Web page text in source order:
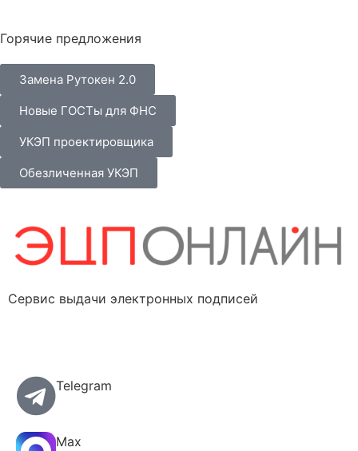
Горячие предложения
Замена Рутокен 2.0
Новые ГОСТы для ФНС
УКЭП проектировщика
Обезличенная УКЭП
Сервис выдачи электронных подписей
Telegram
Max